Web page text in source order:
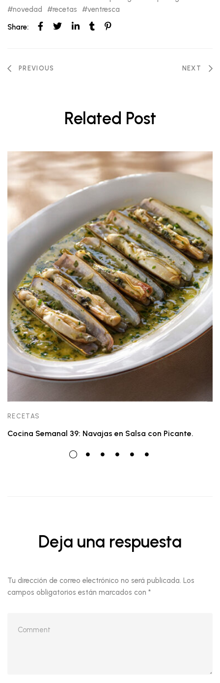
novedad
recetas
ventresca
Share:
PREVIOUS NEXT
Related Post
RECETAS
Cocina Semanal 39: Navajas en Salsa con Picante.
Deja una respuesta
Tu dirección de correo electrónico no será publicada. Los
campos obligatorios están marcados con *